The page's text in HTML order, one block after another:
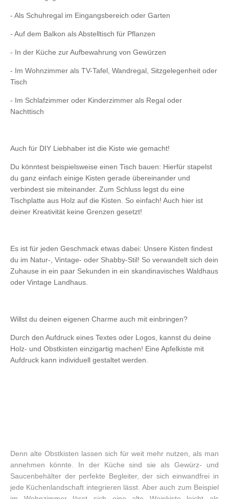
- Als Schuhregal im Eingangsbereich oder Garten
- Auf dem Balkon als Abstelltisch für Pflanzen
- In der Küche zur Aufbewahrung von Gewürzen
- Im Wohnzimmer als TV-Tafel, Wandregal, Sitzgelegenheit oder
Tisch
- Im Schlafzimmer oder Kinderzimmer als Regal oder
Nachttisch
Auch für DIY Liebhaber ist die Kiste wie gemacht!
Du könntest beispielsweise einen Tisch bauen: Hierfür stapelst
du ganz einfach einige Kisten gerade übereinander und
verbindest sie miteinander. Zum Schluss legst du eine
Tischplatte aus Holz auf die Kisten. So einfach! Auch hier ist
deiner Kreativität keine Grenzen gesetzt!
Es ist für jeden Geschmack etwas dabei: Unsere Kisten findest
du im Natur-, Vintage- oder Shabby-Stil! So verwandelt sich dein
Zuhause in ein paar Sekunden in ein skandinavisches Waldhaus
oder Vintage Landhaus.
Willst du deinen eigenen Charme auch mit einbringen?
Durch den Aufdruck eines Textes oder Logos, kannst du deine
Holz- und Obstkisten einzigartig machen! Eine Apfelkiste mit
Aufdruck kann individuell gestaltet werden.
Denn alte Obstkisten lassen sich für weit mehr nutzen, als man
annehmen könnte. In der Küche sind sie als Gewürz- und
Saucenbehälter der perfekte Begleiter, der sich einwandfrei in
jede Küchenlandschaft integrieren lässt. Aber auch zum Beispiel